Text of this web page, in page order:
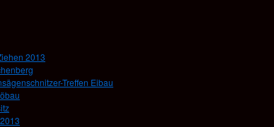
2013
Treffen Eibau